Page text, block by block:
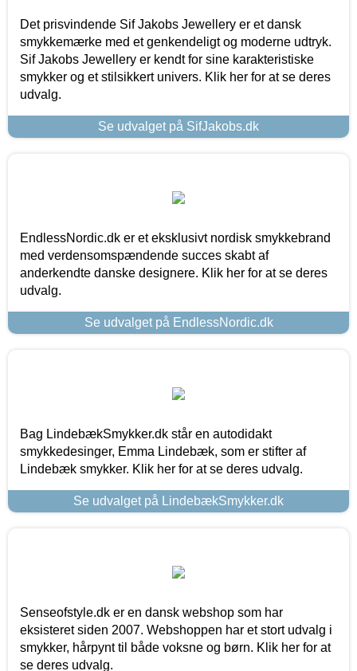
Det prisvindende Sif Jakobs Jewellery er et dansk
smykkemærke med et genkendeligt og moderne udtryk.
Sif Jakobs Jewellery er kendt for sine karakteristiske
smykker og et stilsikkert univers. Klik her for at se deres
udvalg.
Se udvalget på SifJakobs.dk
EndlessNordic.dk er et eksklusivt nordisk smykkebrand
med verdensomspændende succes skabt af
anderkendte danske designere. Klik her for at se deres
udvalg.
Se udvalget på EndlessNordic.dk
Bag LindebækSmykker.dk står en autodidakt
smykkedesinger, Emma Lindebæk, som er stifter af
Lindebæk smykker. Klik her for at se deres udvalg.
Se udvalget på LindebækSmykker.dk
Senseofstyle.dk er en dansk webshop som har
eksisteret siden 2007. Webshoppen har et stort udvalg i
smykker, hårpynt til både voksne og børn. Klik her for at
se deres udvalg.